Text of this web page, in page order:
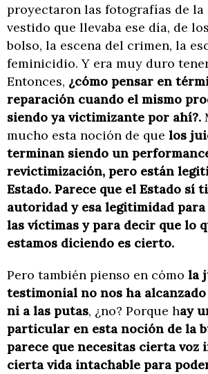
proyectaron las fotografías de la
vestido que llevaba ese día, de
bolso, la escena del crimen, la
feminicidio. Y era muy duro
Entonces, ¿cómo pensar en
reparación cuando el mismo
siendo ya victimizante por ahí?.
mucho esta noción de que los
terminan siendo un
revictimización, pero están
Estado. Parece que el Estado sí
autoridad y esa legitimidad
las víctimas y para decir que lo
estamos diciendo es cierto.
Pero también pienso en cómo la
testimonial no nos ha
ni a las putas, ¿no? Porque hay
particular en esta noción de la
parece que necesitas cierta voz
cierta vida intachable para